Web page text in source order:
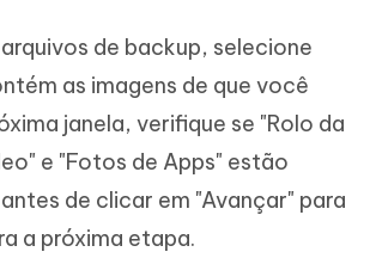
de backup, selecione
as imagens de que você
janela, verifique se "Rolo da
e "Fotos de Apps" estão
de clicar em "Avançar" para
a próxima etapa.